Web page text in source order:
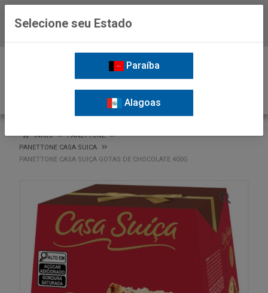
INÍCIO
PANETTONE
PANETTONE CASA SUICA
PANETTONE CASA SUIÇA GOTAS DE CHOCOLATE 400G
Selecione seu Estado
Paraíba
Alagoas